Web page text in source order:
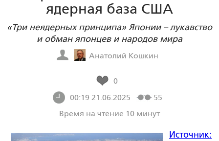
ядерная база США
«Три неядерных принципа» Японии – лукавство
и обман японцев и народов мира
Анатолий Кошкин
0
00:19 21.06.2025
55
Время на чтение 10 минут
Источник: